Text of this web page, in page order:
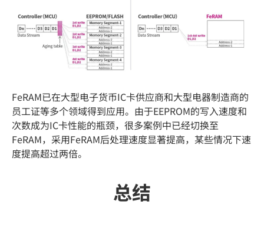
FeRAM已在大型电子货币IC卡供应商和大型电器制造商的
员工证等多个领域得到应用。由于EEPROM的写入速度和
次数成为IC卡性能的瓶颈，很多案例中已经切换至
FeRAM，采用FeRAM后处理速度显著提高，某些情况下速
度提高超过两倍。
总结